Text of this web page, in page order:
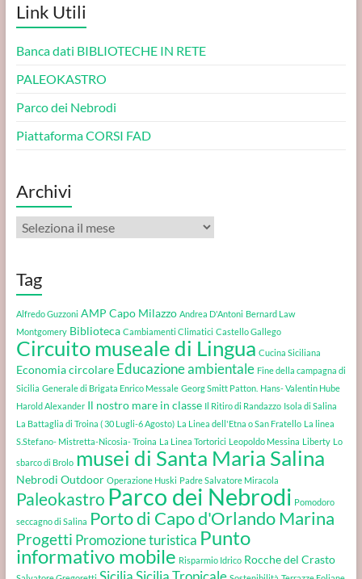
Link Utili
Banca dati BIBLIOTECHE IN RETE
PALEOKASTRO
Parco dei Nebrodi
Piattaforma CORSI FAD
Archivi
Archivi
Tag
Alfredo Guzzoni AMP Capo Milazzo Andrea D'Antoni Bernard Law
Montgomery Biblioteca Cambiamenti Climatici Castello Gallego
Circuito museale di Lingua Cucina Siciliana
Economia circolare Educazione ambientale Fine della campagna di
Sicilia Generale di Brigata Enrico Messale Georg Smitt Patton. Hans- Valentin Hube
Harold Alexander Il nostro mare in classe Il Ritiro di Randazzo Isola di Salina
La Battaglia di Troina ( 30 Lugli-6 Agosto) La Linea dell'Etna o San Fratello La linea
S.Stefano- Mistretta-Nicosia- Troina La Linea Tortorici Leopoldo Messina Liberty Lo
sbarco di Brolo musei di Santa Maria Salina
Nebrodi Outdoor Operazione Huski Padre Salvatore Miracola
Paleokastro Parco dei Nebrodi Pomodoro
seccagno di Salina Porto di Capo d'Orlando Marina
Progetti Promozione turistica Punto
informativo mobile Risparmio Idrico Rocche del Crasto